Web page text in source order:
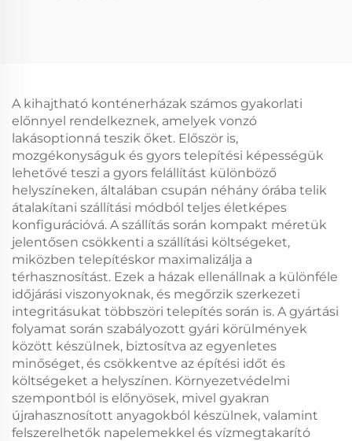
A kihajtható konténerházak számos gyakorlati
előnnyel rendelkeznek, amelyek vonzó
lakásoptionná teszik őket. Először is,
mozgékonyságuk és gyors telepítési képességük
lehetővé teszi a gyors felállítást különböző
helyszíneken, általában csupán néhány órába telik
átalakítani szállítási módból teljes életképes
konfigurációvá. A szállítás során kompakt méretük
jelentősen csökkenti a szállítási költségeket,
miközben telepítéskor maximalizálja a
térhasznosítást. Ezek a házak ellenállnak a különféle
időjárási viszonyoknak, és megőrzik szerkezeti
integritásukat többszöri telepítés során is. A gyártási
folyamat során szabályozott gyári körülmények
között készülnek, biztosítva az egyenletes
minőséget, és csökkentve az építési időt és
költségeket a helyszínen. Környezetvédelmi
szempontból is előnyösek, mivel gyakran
újrahasznosított anyagokból készülnek, valamint
felszerelhetők napelemekkel és vízmegtakarító